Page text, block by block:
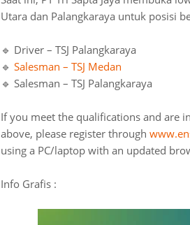
Utara dan Palangkaraya untuk posisi
🔹 Driver – TSJ Palangkaraya
🔹 Salesman – TSJ Medan
🔹 Salesman – TSJ Palangkaraya
If you meet the qualifications and are
above, please register through
using a PC/laptop with an updated
Info Grafis :